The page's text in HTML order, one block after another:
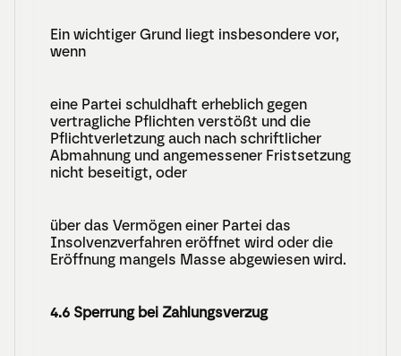
Ein wichtiger Grund liegt insbesondere vor,
wenn
eine Partei schuldhaft erheblich gegen
vertragliche Pflichten verstößt und die
Pflichtverletzung auch nach schriftlicher
Abmahnung und angemessener Fristsetzung
nicht beseitigt, oder
über das Vermögen einer Partei das
Insolvenzverfahren eröffnet wird oder die
Eröffnung mangels Masse abgewiesen wird.
4.6 Sperrung bei Zahlungsverzug